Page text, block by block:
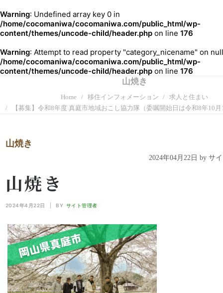
Warning: Undefined array key 0 in
/home/cocomaniwa/cocomaniwa.com/public_html/wp-
content/themes/uncode-child/header.php on line 176
Warning: Attempt to read property "category_nicename" on
/home/cocomaniwa/cocomaniwa.com/public_html/wp-
content/themes/uncode-child/header.php on line 176
山焼き
Home 移住インフォメーション
求人と住まい
【募集】令和8年度 真庭市地域おこし協力隊（委嘱開始日は令和8年10月
山焼き
2024年04月22日 by サ
山焼き
2024年4月22日 BY サイト管理者